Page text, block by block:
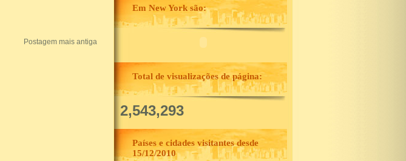
Postagem mais antiga
Em New York são:
Total de visualizações de página:
2,543,293
Países e cidades visitantes desde
15/12/2010